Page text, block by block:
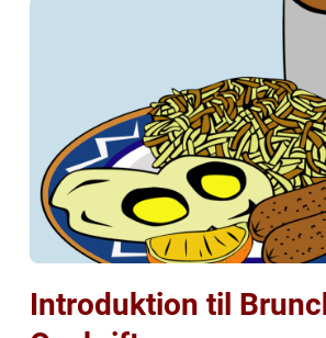
Introduktion til